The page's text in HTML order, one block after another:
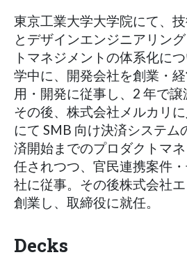
東京工業大学大学院にて、
とデザインエンジニアリン
トマネジメントの体系化に
学中に、開発会社を創業・
用・開発に従事し、2 年で譲
その後、株式会社メルカリ
にて SMB 向け決済システム
済開始までのプロダクトマ
任されつつ、官民連携案件
社に従事。その後株式会社
創業し、取締役に就任。
Decks